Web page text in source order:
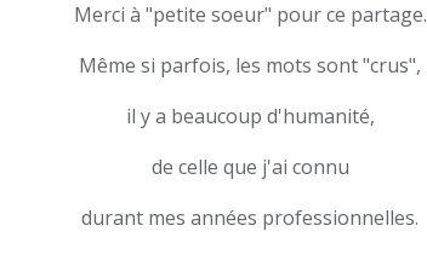
Merci à "petite soeur" pour ce partage.
Même si parfois, les mots sont "crus",
il y a beaucoup d'humanité,
de celle que j'ai connu
durant mes années professionnelles.